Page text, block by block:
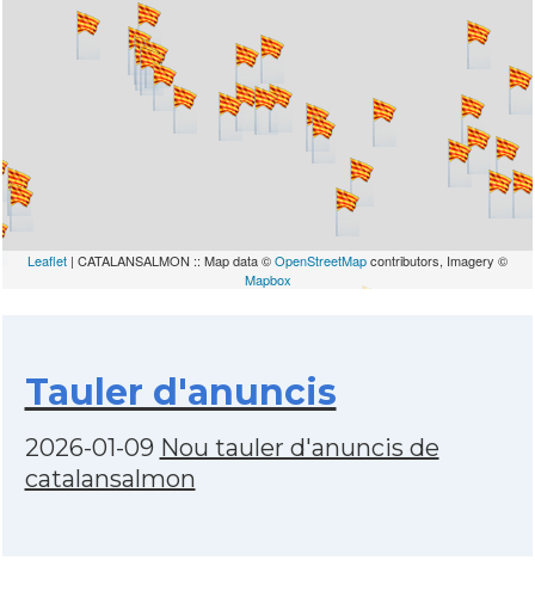
Leaflet | CATALANSALMON :: Map data ©OpenStreetMapcontributors, Imagery ©
Mapbox
Tauler d'anuncis
2026-01-09 Nou tauler d'anuncis de
catalansalmon